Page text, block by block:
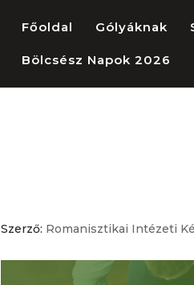
Főoldal Gólyáknak
Bölcsész Napok 2026
Szerző: Romanisztikai Intézeti